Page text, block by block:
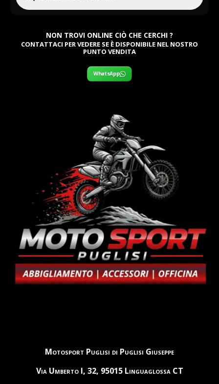
NON TROVI ONLINE CIÒ CHE CERCHI ?
CONTATTACI PER VEDERE SE È DISPONIBILE NEL NOSTRO
PUNTO VENDITA
WhatsApp
Motosport Puglisi di Puglisi Giuseppe
Via Umberto I, 32, 95015 Linguaglossa CT